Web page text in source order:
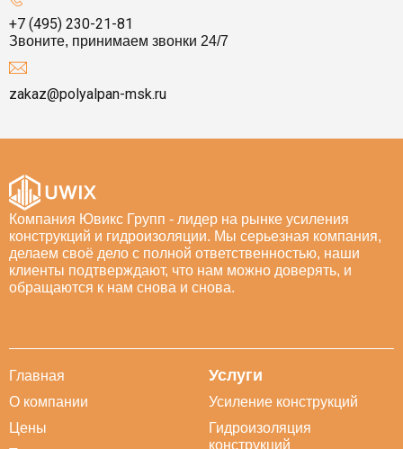
+7 (495) 230-21-81
Звоните, принимаем звонки 24/7
zakaz@polyalpan-msk.ru
Компания Ювикс Групп - лидер на рынке усиления
конструкций и гидроизоляции. Мы серьезная компания,
делаем своё дело с полной ответственностью, наши
клиенты подтверждают, что нам можно доверять, и
обращаются к нам снова и снова.
Главная
О компании
Цены
Услуги
Усиление конструкций
Гидроизоляция
конструкций